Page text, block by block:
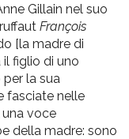
Gillain nel suo
François
[la madre di
il figlio di uno
la sua
fasciate nelle
voce
della madre: sono